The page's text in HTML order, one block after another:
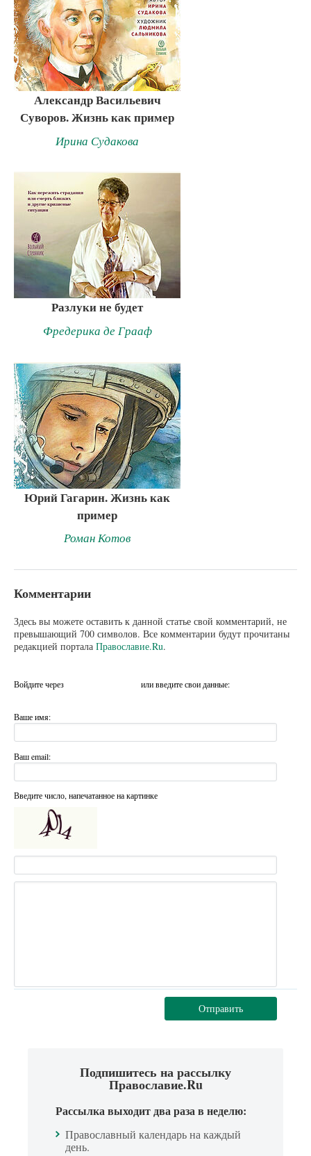
Александр Васильевич
Суворов. Жизнь как пример
Ирина Судакова
Разлуки не будет
Фредерика де Грааф
Юрий Гагарин. Жизнь как
пример
Роман Котов
Комментарии
Здесь вы можете оставить к данной статье свой комментарий, не
превышающий 700 символов. Все комментарии будут прочитаны
редакцией портала Православие.Ru.
Войдите через или введите свои данные:
Ваше имя:
Ваш email:
Введите число, напечатанное на картинке
Отправить
Подпишитесь на рассылку
Православие.Ru
Рассылка выходит два раза в неделю:
Православный календарь на каждый
день.